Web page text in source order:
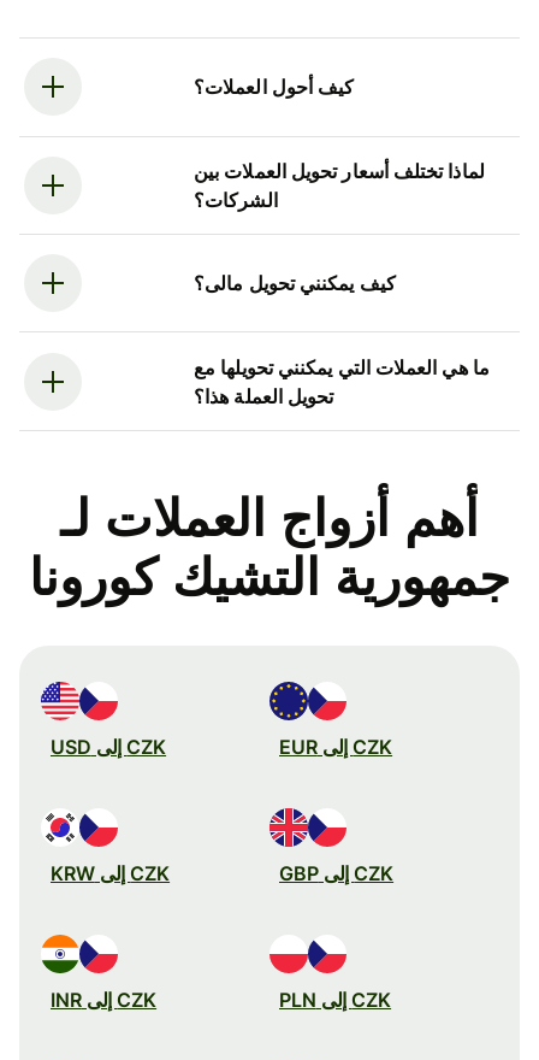
كيف أحول العملات؟
لماذا تختلف أسعار تحويل العملات بين
الشركات؟
كيف يمكنني تحويل مالى؟
ما هي العملات التي يمكنني تحويلها مع
تحويل العملة هذا؟
أهم أزواج العملات لـ
جمهورية التشيك كورونا
CZK إلى EUR CZK إلى USD
CZK إلى GBP CZK إلى KRW
CZK إلى PLN CZK إلى INR